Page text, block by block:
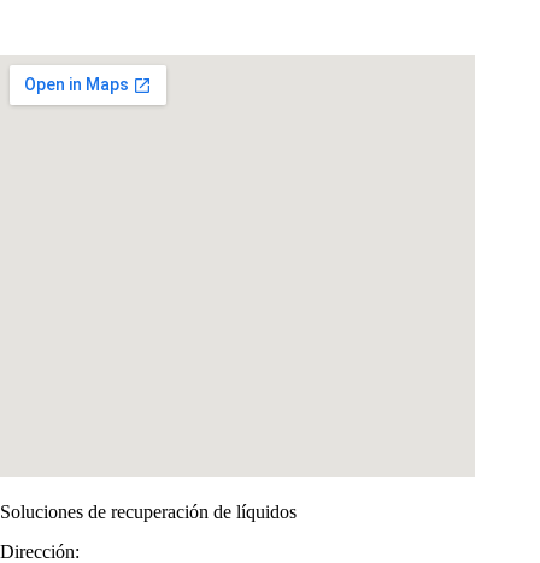
Soluciones de recuperación de líquidos
Dirección: